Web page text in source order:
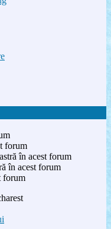
forum
în acest forum
în acest forum
forum